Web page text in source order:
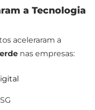
a Tecnologia
aceleraram a
nas empresas: